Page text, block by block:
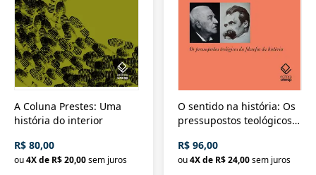
A Coluna Prestes: Uma
história do interior
R$ 80,00
ou4X de R$ 20,00sem juros
O sentido na história: Os
pressupostos teológicos
R$ 96,00
ou 4X de R$ 24,00 sem juros